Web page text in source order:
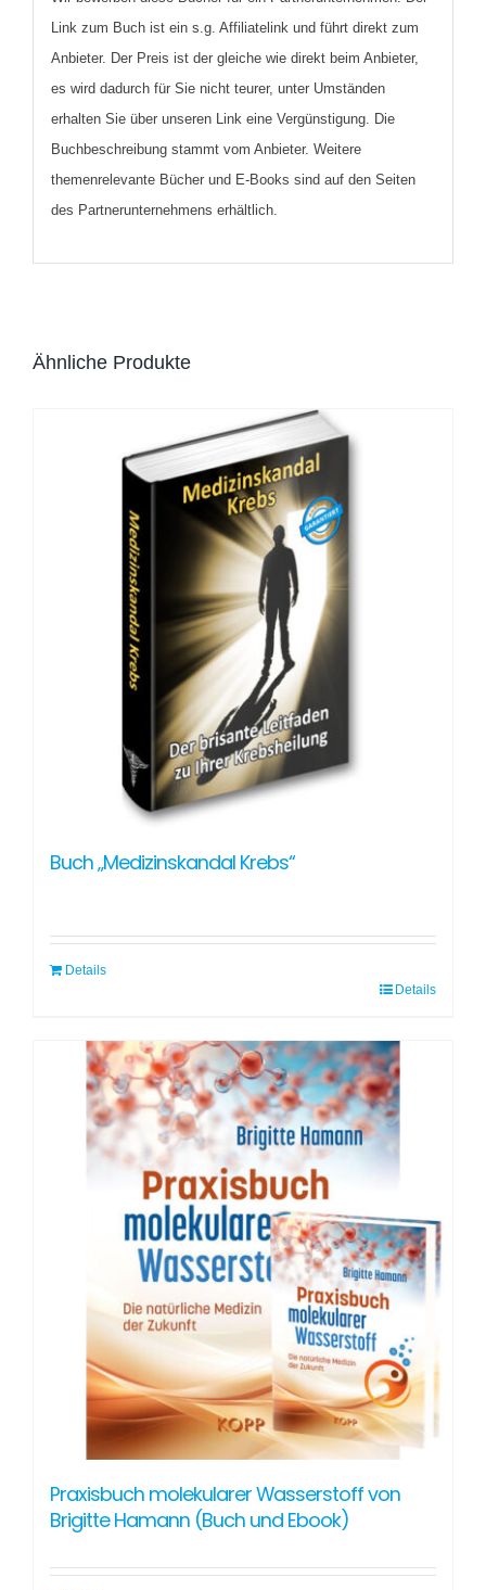
Link zum Buch ist ein s.g. Affiliatelink und führt direkt zum
Anbieter. Der Preis ist der gleiche wie direkt beim Anbieter,
es wird dadurch für Sie nicht teurer, unter Umständen
erhalten Sie über unseren Link eine Vergünstigung. Die
Buchbeschreibung stammt vom Anbieter. Weitere
themenrelevante Bücher und E-Books sind auf den Seiten
des Partnerunternehmens erhältlich.
Ähnliche Produkte
Buch „Medizinskandal Krebs“
Details
Details
Praxisbuch molekularer Wasserstoff von
Brigitte Hamann (Buch und Ebook)